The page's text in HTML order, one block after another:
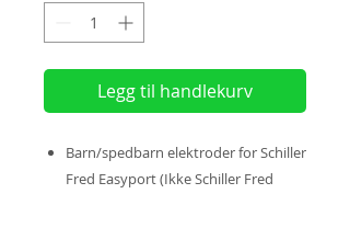
Legg til handlekurv
Barn/spedbarn elektroder for Schiller
Fred Easyport (Ikke Schiller Fred